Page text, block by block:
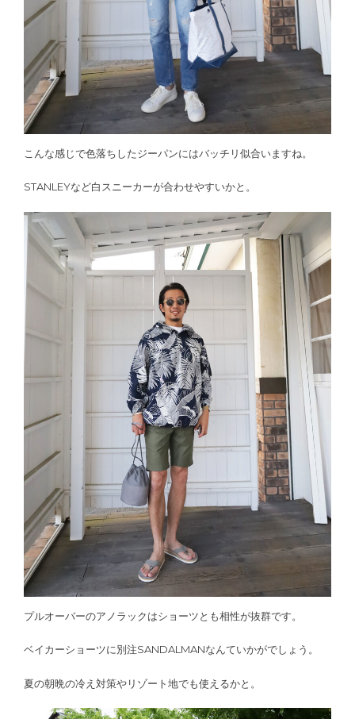
こんな感じで色落ちしたジーパンにはバッチリ似合いますね。
STANLEYなど白スニーカーが合わせやすいかと。
プルオーバーのアノラックはショーツとも相性が抜群です。
ベイカーショーツに別注SANDALMANなんていかがでしょう。
夏の朝晩の冷え対策やリゾート地でも使えるかと。